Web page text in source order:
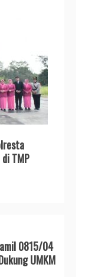
TMP
0815/04
UMKM